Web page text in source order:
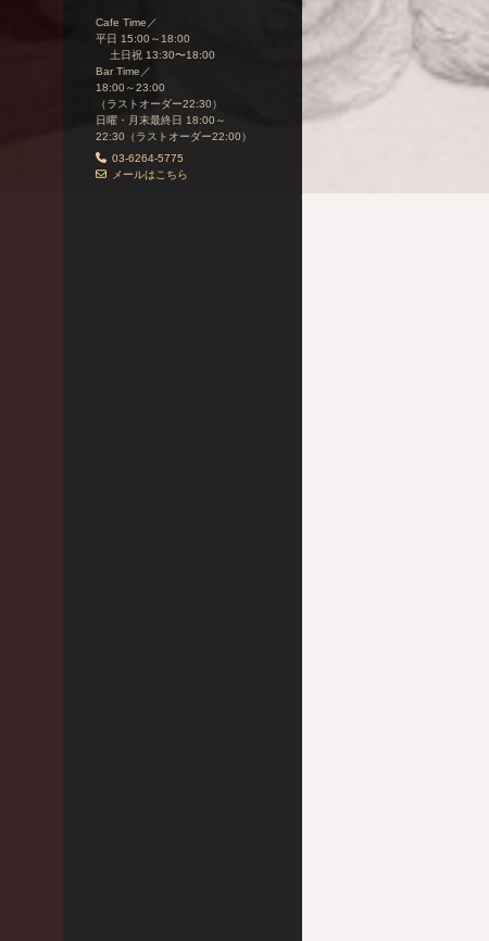
Cafe Time／
平日 15:00～18:00
土日祝 13:30〜18:00
Bar Time／
18:00～23:00
（ラストオーダー22:30）
日曜・月末最終日 18:00～
22:30（ラストオーダー22:00）
03-6264-5775
メールはこちら